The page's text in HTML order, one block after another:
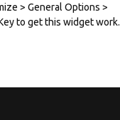
> General Options >
to get this widget work.